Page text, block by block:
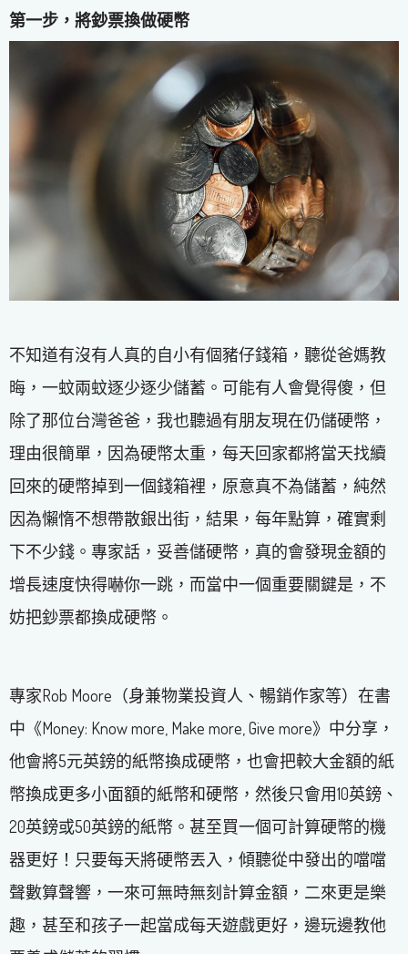
第一步，將鈔票換做硬幣
不知道有沒有人真的自小有個豬仔錢箱，聽從爸媽教
晦，一蚊兩蚊逐少逐少儲蓄。可能有人會覺得傻，但
除了那位台灣爸爸，我也聽過有朋友現在仍儲硬幣，
理由很簡單，因為硬幣太重，每天回家都將當天找續
回來的硬幣掉到一個錢箱裡，原意真不為儲蓄，純然
因為懶惰不想帶散銀出街，結果，每年點算，確實剩
下不少錢。專家話，妥善儲硬幣，真的會發現金額的
增長速度快得嚇你一跳，而當中一個重要關鍵是，不
妨把鈔票都換成硬幣。
專家Rob Moore（身兼物業投資人、暢銷作家等）在書
中《Money: Know more, Make more, Give more》中分享，
他會將5元英鎊的紙幣換成硬幣，也會把較大金額的紙
幣換成更多小面額的紙幣和硬幣，然後只會用10英鎊、
20英鎊或50英鎊的紙幣。甚至買一個可計算硬幣的機
器更好！只要每天將硬幣丟入，傾聽從中發出的噹噹
聲數算聲響，一來可無時無刻計算金額，二來更是樂
趣，甚至和孩子一起當成每天遊戲更好，邊玩邊教他